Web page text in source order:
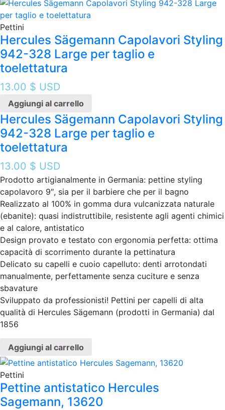
Pettini
Hercules Sägemann Capolavori Styling
942-328 Large per taglio e
toelettatura
13.00 $ USD
Aggiungi al carrello
Hercules Sägemann Capolavori Styling
942-328 Large per taglio e
toelettatura
13.00 $ USD
Prodotto artigianalmente in Germania: pettine styling
capolavoro 9″, sia per il barbiere che per il bagno
Realizzato al 100% in gomma dura vulcanizzata naturale
(ebanite): quasi indistruttibile, resistente agli agenti chimici
e al calore, antistatico
Design provato e testato con ergonomia perfetta: ottima
capacità di scorrimento durante la pettinatura
Delicato su capelli e cuoio capelluto: denti arrotondati
manualmente, perfettamente senza cuciture e senza
sbavature
Sviluppato da professionisti! Pettini per capelli di alta
qualità di Hercules Sägemann (prodotti in Germania) dal
1856
Aggiungi al carrello
Pettini
Pettine antistatico Hercules
Sagemann, 13620